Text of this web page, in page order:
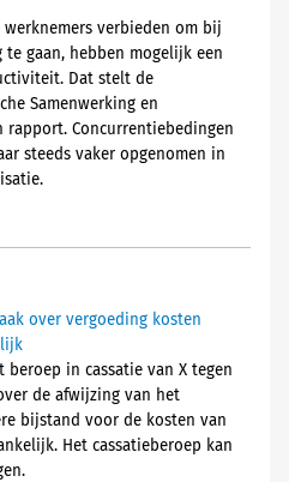
verbieden om bij
gaan, hebben mogelijk een
Dat stelt de
Samenwerking en
rapport. Concurrentiebedingen
steeds vaker opgenomen in
over vergoeding kosten
beroep in cassatie van X tegen
de afwijzing van het
bijstand voor de kosten van
Het cassatieberoep kan